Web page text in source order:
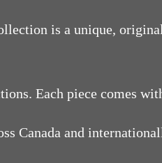
is a unique,
Each piece comes
Canada and